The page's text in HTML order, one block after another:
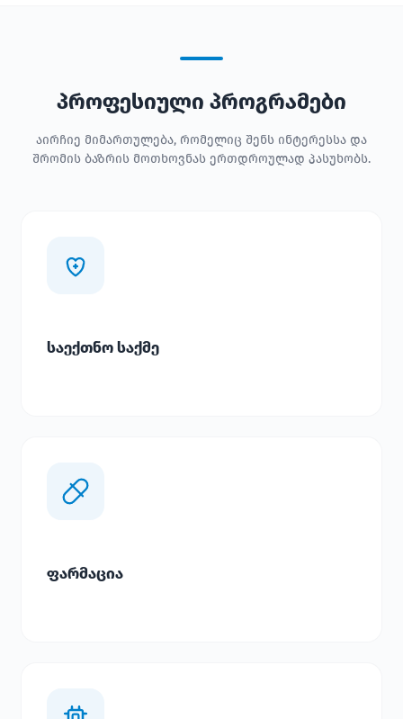
პროფესიული პროგრამები
აირჩიე მიმართულება, რომელიც შენს ინტერესსა და
შრომის ბაზრის მოთხოვნას ერთდროულად პასუხობს.
საექთნო საქმე
ფარმაცია